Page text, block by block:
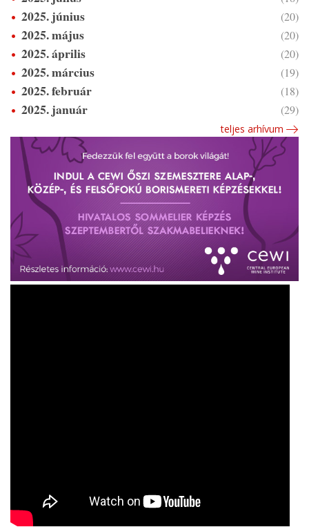
2025. június (20)
2025. május (20)
2025. április (20)
2025. március (19)
2025. február (18)
2025. január (29)
teljes arhívum